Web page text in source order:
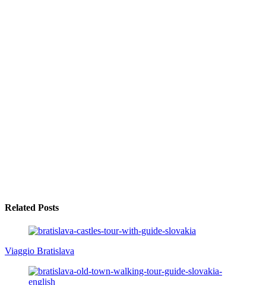
Related Posts
Viaggio Bratislava